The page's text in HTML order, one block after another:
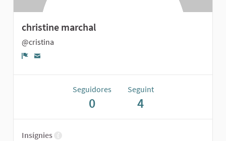
christine marchal
@cristina
Seguidores
0
Seguint
4
Insígnies